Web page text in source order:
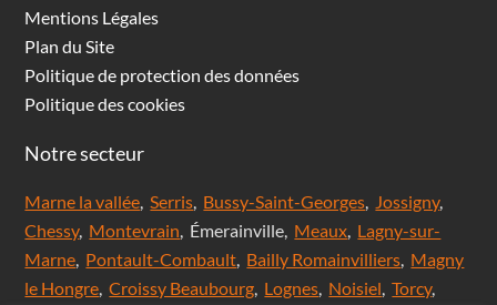
Mentions Légales
Plan du Site
Politique de protection des données
Politique des cookies
Notre secteur
Marne la vallée Serris Bussy-Saint-Georges Jossigny,
Chessy, Montevrain , Émerainville, Meaux Lagny-sur-
Marne Pontault-Combault Bailly Romainvilliers Magny
le Hongre ,Croissy Beaubourg Lognes Noisiel ,Torcy,